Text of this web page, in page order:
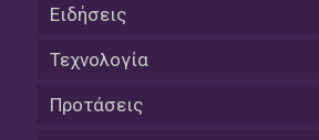
Ειδήσεις
Τεχνολογία
Προτάσεις